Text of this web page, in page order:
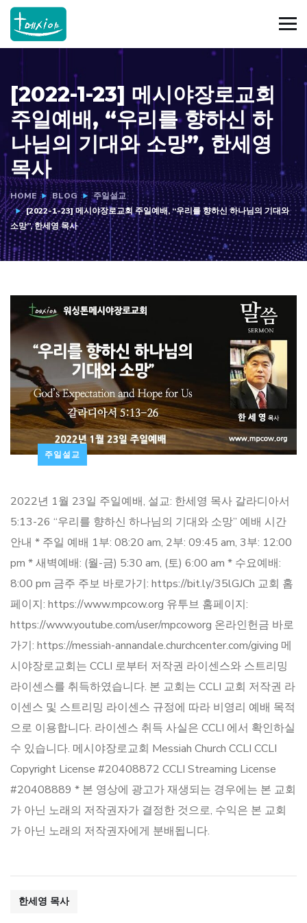
[2022-1-23] 메시야장로교회
주일예배, “우리를 향하신 하
나님의 기대와 소망”, 한세영
목사
HOME BLOG
주일설교
[2022-1-23] 메시야장로교회 주일예배, “우리를 향하신 하나님의 기대와
소망”, 한세영 목사
주일설교
2022년 1월 23일 주일예배, 설교: 한세영 목사 갈라디아서
5:13-26 “우리를 향하신 하나님의 기대와 소망” 예배 시간
안내 * 주일 예배 1부: 08:20 am, 2부: 09:45 am, 3부: 12:00
pm * 새벽예배: (월-금) 5:30 am, (토) 6:00 am * 수요예배:
8:00 pm 금주 주보 바로가기: https://bit.ly/35lGJCh 교회 홈
페이지: https://www.mpcow.org 유투브 홈페이지:
https://www.youtube.com/user/mpcoworg 온라인헌금 바로
가기: https://messiah-annandale.churchcenter.com/giving 메
시야장로교회는 CCLI 로부터 저작권 라이센스와 스트리밍
라이센스를 취득하였습니다. 본 교회는 CCLI 교회 저작권 라
이센스 및 스트리밍 라이센스 규정에 따라 비영리 예배 목적
으로 이용합니다. 라이센스 취득 사실은 CCLI 에서 확인하실
수 있습니다. 메시야장로교회 Messiah Church CCLI CCLI
Copyright License #20408872 CCLI Streaming License
#20408889 * 본 영상에 광고가 재생되는 경우에는 본 교회
가 아닌 노래의 저작권자가 결정한 것으로, 수익은 본 교회
가 아닌 노래의 저작권자에게 분배됩니다.
한세영 목사